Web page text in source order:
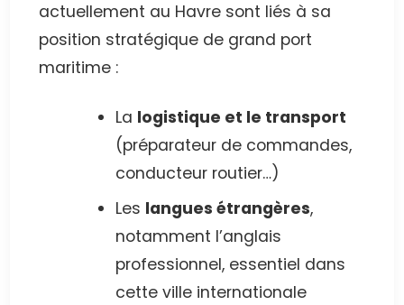
actuellement au Havre sont liés à sa
position stratégique de grand port
maritime :
La logistique et le transport
(préparateur de commandes,
conducteur routier…)
Les langues étrangères,
notamment l’anglais
professionnel, essentiel dans
cette ville internationale